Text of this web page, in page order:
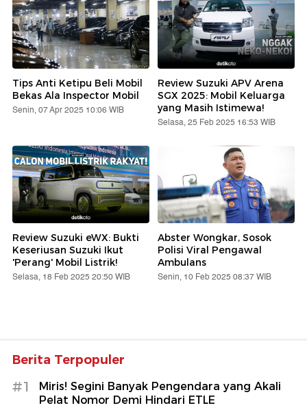
Tips Anti Ketipu Beli Mobil
Bekas Ala Inspector Mobil
Senin, 07 Apr 2025 10:06 WIB
Review Suzuki APV Arena
SGX 2025: Mobil Keluarga
yang Masih Istimewa!
Selasa, 25 Feb 2025 16:53 WIB
Review Suzuki eWX: Bukti
Keseriusan Suzuki Ikut
'Perang' Mobil Listrik!
Selasa, 18 Feb 2025 20:50 WIB
Abster Wongkar, Sosok
Polisi Viral Pengawal
Ambulans
Senin, 10 Feb 2025 08:37 WIB
Berita Terpopuler
#1
Miris! Segini Banyak Pengendara yang Akali
Pelat Nomor Demi Hindari ETLE